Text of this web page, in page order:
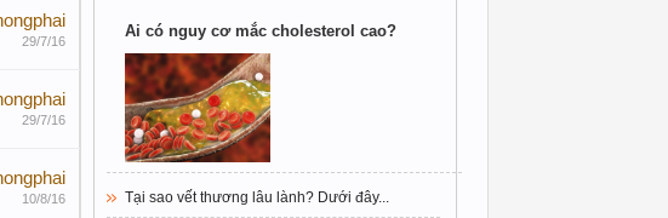
29/7/16
29/7/16
10/8/16
Ai có nguy cơ mắc cholesterol cao?
Tại sao vết thương lâu lành? Dưới đây...